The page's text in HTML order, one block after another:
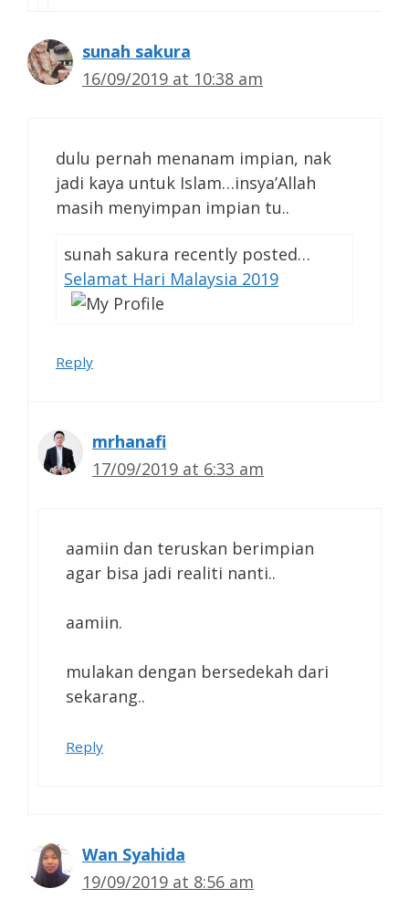
sunah sakura
16/09/2019 at 10:38 am
dulu pernah menanam impian, nak
jadi kaya untuk Islam…insya’Allah
masih menyimpan impian tu..
sunah sakura recently posted…
Selamat Hari Malaysia 2019
Reply
mrhanafi
17/09/2019 at 6:33 am
aamiin dan teruskan berimpian
agar bisa jadi realiti nanti..
aamiin.
mulakan dengan bersedekah dari
sekarang..
Reply
Wan Syahida
19/09/2019 at 8:56 am